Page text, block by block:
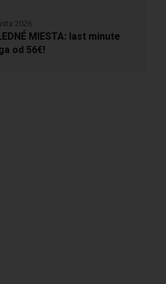
MIESTA: last minute
od 56€!
2026